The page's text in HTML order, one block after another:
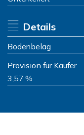
Details
Bodenbelag
Provision für Käufer
3,57 %